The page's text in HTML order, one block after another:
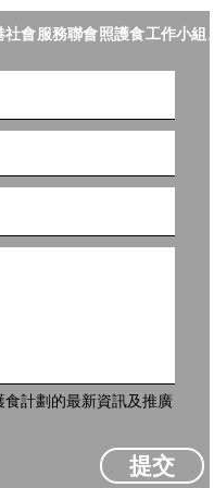
會服務聯會照護食工作小組。
計劃的最新資訊及推廣
提交